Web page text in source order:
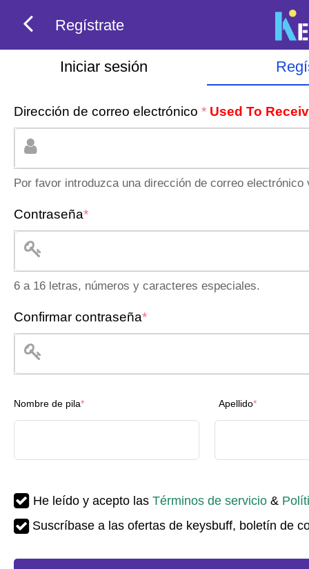
Regístrate
Iniciar sesión
Dirección de correo electrónico * Used To
Por favor introduzca una dirección de correo electrónico
Contraseña*
6 a 16 letras, números y caracteres especiales.
Confirmar contraseña*
Nombre de pila* Apellido*
He leído y acepto las Términos de servicio &
Suscríbase a las ofertas de keysbuff, boletín de